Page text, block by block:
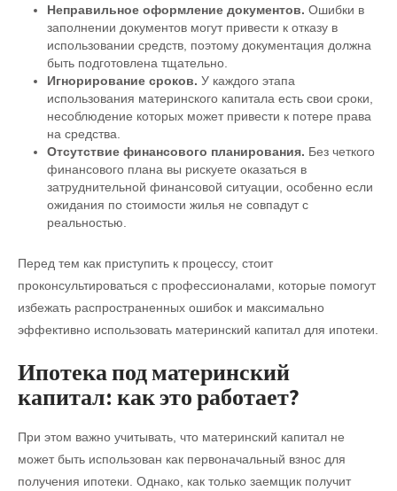
Неправильное оформление документов. Ошибки в
заполнении документов могут привести к отказу в
использовании средств, поэтому документация должна
быть подготовлена тщательно.
Игнорирование сроков. У каждого этапа
использования материнского капитала есть свои сроки,
несоблюдение которых может привести к потере права
на средства.
Отсутствие финансового планирования. Без четкого
финансового плана вы рискуете оказаться в
затруднительной финансовой ситуации, особенно если
ожидания по стоимости жилья не совпадут с
реальностью.
Перед тем как приступить к процессу, стоит
проконсультироваться с профессионалами, которые помогут
избежать распространенных ошибок и максимально
эффективно использовать материнский капитал для ипотеки.
Ипотека под материнский
капитал: как это работает?
При этом важно учитывать, что материнский капитал не
может быть использован как первоначальный взнос для
получения ипотеки. Однако, как только заемщик получит